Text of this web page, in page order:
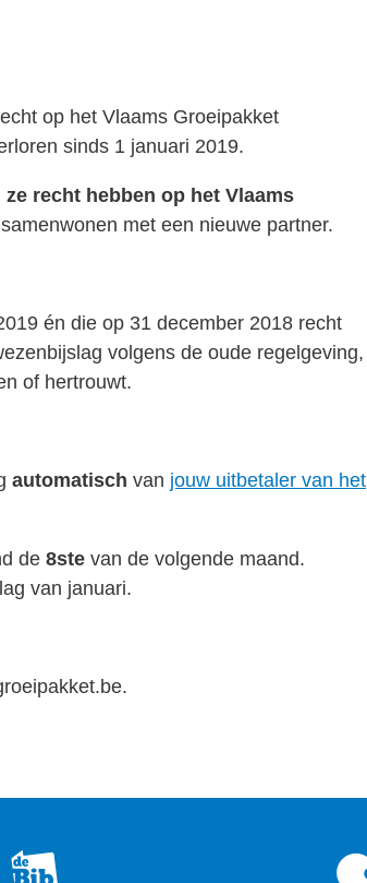
op het Vlaams Groeipakket
sinds 1 januari 2019.
ze recht hebben op het Vlaams
met een nieuwe partner.
én die op 31 december 2018 recht
volgens de oude regelgeving,
of hertrouwt.
automatisch van jouw uitbetaler van het
de 8ste van de volgende maand.
van januari.